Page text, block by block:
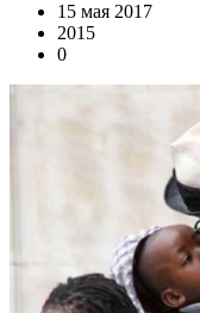
15 мая 2017
2015
0